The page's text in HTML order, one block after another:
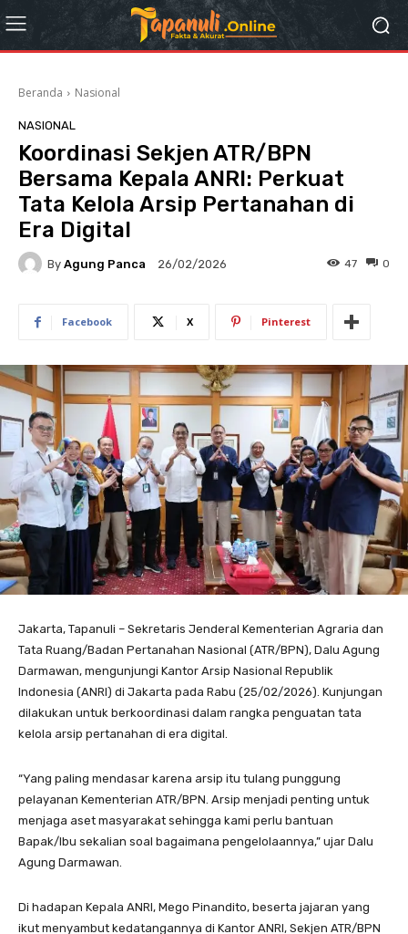
Beranda Nasional
NASIONAL
Koordinasi Sekjen ATR/BPN
Bersama Kepala ANRI: Perkuat
Tata Kelola Arsip Pertanahan di
Era Digital
By Agung Panca 26/02/2026 0
47
Facebook X Pinterest
Jakarta, Tapanuli – Sekretaris Jenderal Kementerian Agraria dan
Tata Ruang/Badan Pertanahan Nasional (ATR/BPN), Dalu Agung
Darmawan, mengunjungi Kantor Arsip Nasional Republik
Indonesia (ANRI) di Jakarta pada Rabu (25/02/2026). Kunjungan
dilakukan untuk berkoordinasi dalam rangka penguatan tata
kelola arsip pertanahan di era digital.
“Yang paling mendasar karena arsip itu tulang punggung
pelayanan Kementerian ATR/BPN. Arsip menjadi penting untuk
menjaga aset masyarakat sehingga kami perlu bantuan
Bapak/Ibu sekalian soal bagaimana pengelolaannya,” ujar Dalu
Agung Darmawan.
Di hadapan Kepala ANRI, Mego Pinandito, beserta jajaran yang
ikut menyambut kedatangannya di Kantor ANRI, Sekjen ATR/BPN